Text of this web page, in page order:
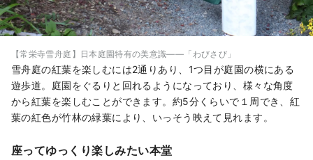
【常栄寺雪舟庭】日本庭園特有の美意識――「わびさび」
雪舟庭の紅葉を楽しむには2通りあり、1つ目が庭園の横にある
遊歩道。庭園をぐるりと回れるようになっており、様々な角度
から紅葉を楽しむことができます。約5分くらいで１周でき、紅
葉の紅色が竹林の緑葉により、いっそう映えて見れます。
座ってゆっくり楽しみたい本堂